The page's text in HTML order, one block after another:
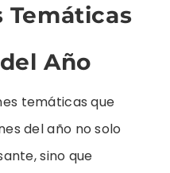
Temáticas
Año
temáticas que
del año no solo
sino que